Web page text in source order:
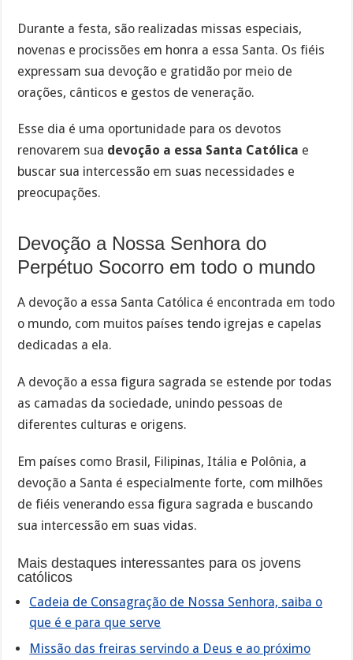
Durante a festa, são realizadas missas especiais,
novenas e procissões em honra a essa Santa. Os fiéis
expressam sua devoção e gratidão por meio de
orações, cânticos e gestos de veneração.
Esse dia é uma oportunidade para os devotos
renovarem sua devoção a essa Santa Católica e
buscar sua intercessão em suas necessidades e
preocupações.
Devoção a Nossa Senhora do
Perpétuo Socorro em todo o mundo
A devoção a essa Santa Católica é encontrada em todo
o mundo, com muitos países tendo igrejas e capelas
dedicadas a ela.
A devoção a essa figura sagrada se estende por todas
as camadas da sociedade, unindo pessoas de
diferentes culturas e origens.
Em países como Brasil, Filipinas, Itália e Polônia, a
devoção a Santa é especialmente forte, com milhões
de fiéis venerando essa figura sagrada e buscando
sua intercessão em suas vidas.
Mais destaques interessantes para os jovens
católicos
Cadeia de Consagração de Nossa Senhora, saiba o
que é e para que serve
Missão das freiras servindo a Deus e ao próximo